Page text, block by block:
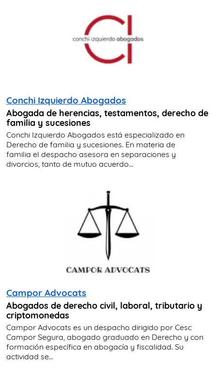
Conchi Izquierdo Abogados
Abogada de herencias, testamentos, derecho de
familia y sucesiones
Conchi Izquierdo Abogados está especializado en
Derecho de familia y sucesiones. En materia de
familia el despacho asesora en separaciones y
divorcios, tanto de mutuo acuerdo...
Campor Advocats
Abogados de derecho civil, laboral, tributario y
criptomonedas
Campor Advocats es un despacho dirigido por Cesc
Campor Segura, abogado graduado en Derecho y con
formación específica en abogacía y fiscalidad. Su
actividad se...